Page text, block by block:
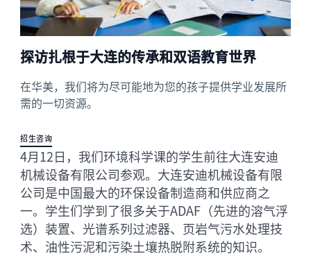
探访扎根于大连的传承和双语教育世界
在华美，我们将为尽可能地为您的孩子提供学业发展所
需的一切资源。
招生咨询
4月12日，我们环境科学课的学生前往大连安迪
机械设备有限公司参观。大连安迪机械设备有限
公司是中国最大的环保设备制造商和供应商之
一。学生们学到了很多关于ADAF（先进的溶气浮
选）装置、光谱系列过滤器、页岩气污水处理技
术、油性污泥和污染土壤热脱附系统的知识。